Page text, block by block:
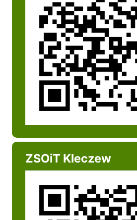
ZSOiT Kleczew